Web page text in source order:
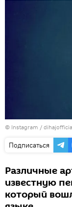
© Instagram /
Подписаться
Различные
известную
который